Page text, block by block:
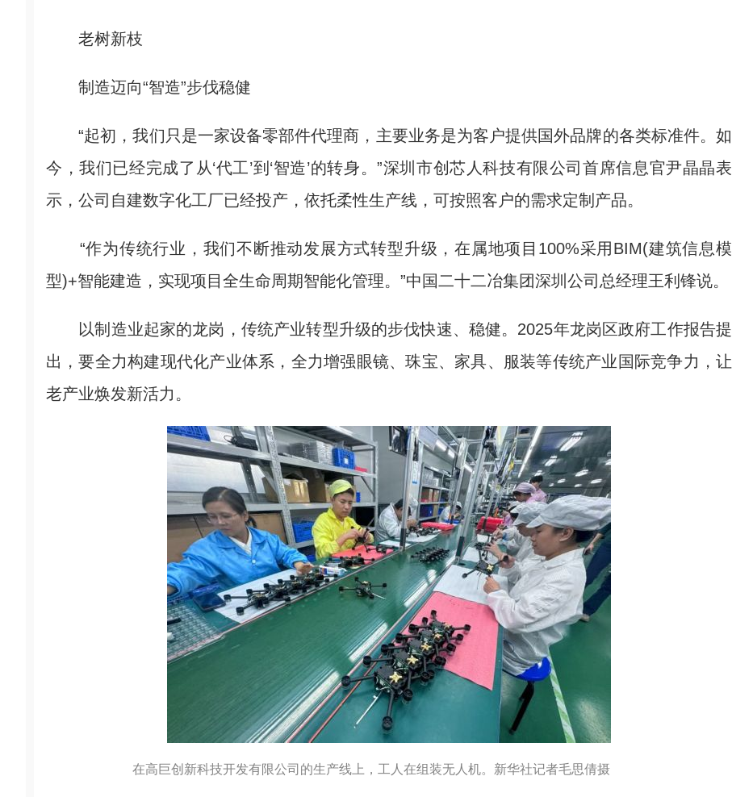
老树新枝
制造迈向“智造”步伐稳健
“起初，我们只是一家设备零部件代理商，主要业务是为客户提供国外品牌的各类标准件。如
今，我们已经完成了从‘代工’到‘智造’的转身。”深圳市创芯人科技有限公司首席信息官尹晶晶表
示，公司自建数字化工厂已经投产，依托柔性生产线，可按照客户的需求定制产品。
“作为传统行业，我们不断推动发展方式转型升级，在属地项目100%采用BIM(建筑信息模
型)+智能建造，实现项目全生命周期智能化管理。”中国二十二冶集团深圳公司总经理王利锋说。
以制造业起家的龙岗，传统产业转型升级的步伐快速、稳健。2025年龙岗区政府工作报告提
出，要全力构建现代化产业体系，全力增强眼镜、珠宝、家具、服装等传统产业国际竞争力，让
老产业焕发新活力。
在高巨创新科技开发有限公司的生产线上，工人在组装无人机。新华社记者毛思倩摄